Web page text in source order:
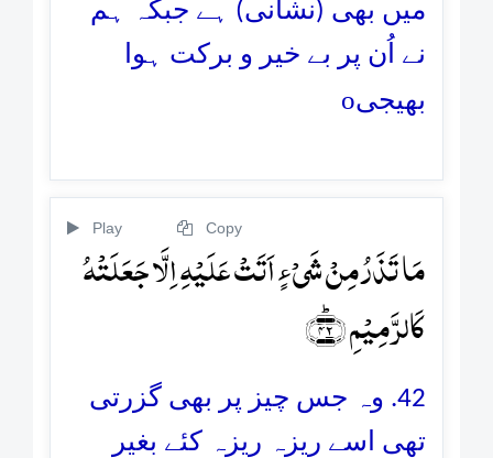
میں بھی (نشانی) ہے جبکہ ہم
نے اُن پر بے خیر و برکت ہوا
بھیجیo
Play Copy
مَا تَذَرُ مِنۡ شَیۡءٍ اَتَتۡ عَلَیۡہِ اِلَّا جَعَلَتۡہُ
کَالرَّمِیۡمِ ﴿ؕ۴۲﴾
42. وہ جس چیز پر بھی گزرتی
تھی اسے ریزہ ریزہ کئے بغیر